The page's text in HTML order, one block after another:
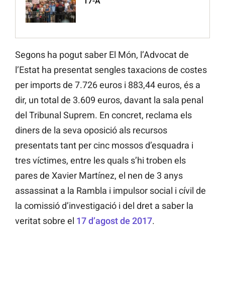
Segons ha pogut saber El Món, l’Advocat de
l’Estat ha presentat sengles taxacions de costes
per imports de 7.726 euros i 883,44 euros, és a
dir, un total de 3.609 euros, davant la sala penal
del Tribunal Suprem. En concret, reclama els
diners de la seva oposició als recursos
presentats tant per cinc mossos d’esquadra i
tres víctimes, entre les quals s’hi troben els
pares de Xavier Martínez, el nen de 3 anys
assassinat a la Rambla i impulsor social i cívil de
la comissió d’investigació i del dret a saber la
veritat sobre el 17 d’agost de 2017.